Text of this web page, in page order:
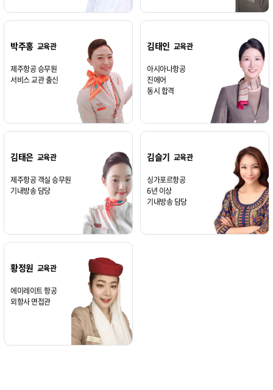
박주홍 교육관
제주항공 승무원
서비스 교관 출신
김태인 교육관
아시아나항공
진에어
동시 합격
김태은 교육관
제주항공 객실 승무원
기내방송 담당
김슬기 교육관
싱가포르항공
6년 이상
기내방송 담당
황정원 교육관
에미레이트 항공
외항사 면접관